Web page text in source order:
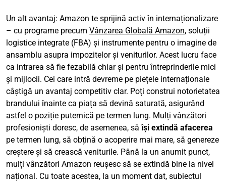
Un alt avantaj: Amazon te sprijină activ în internaționalizare
– cu programe precum Vânzarea Globală Amazon, soluții
logistice integrate (FBA) și instrumente pentru o imagine de
ansamblu asupra impozitelor și veniturilor. Acest lucru face
ca intrarea să fie fezabilă chiar și pentru întreprinderile mici
și mijlocii. Cei care intră devreme pe piețele internaționale
câștigă un avantaj competitiv clar. Poți construi notorietatea
brandului înainte ca piața să devină saturată, asigurând
astfel o poziție puternică pe termen lung. Mulți vânzători
profesioniști doresc, de asemenea, săîși extindă afacerea
pe termen lung, să obțină o acoperire mai mare, să genereze
creștere și să crească veniturile. Până la un anumit punct,
mulți vânzători Amazon reușesc să se extindă bine la nivel
național. Cu toate acestea, la un moment dat, subiectul